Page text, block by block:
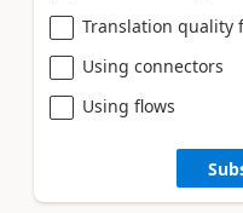
Translation quality
Using connectors
Using flows